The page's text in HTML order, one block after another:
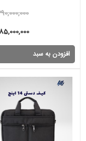
285,000,000
افزودن به سبد